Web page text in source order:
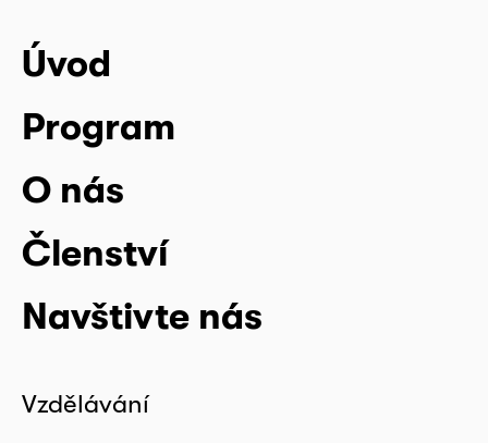
Úvod
Program
O nás
Členství
Navštivte nás
Vzdělávání